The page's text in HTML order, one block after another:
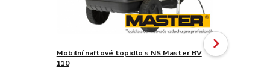
Mobilní naftové topidlo s NS Master BV
110
Mobilní